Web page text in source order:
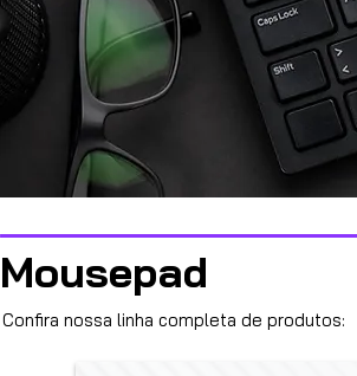
Mousepad
Confira nossa linha completa de produtos: